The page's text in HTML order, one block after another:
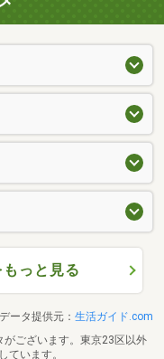
っと見る
ータ提供元： 生活ガイド.com
ございます。東京23区以外
ています。